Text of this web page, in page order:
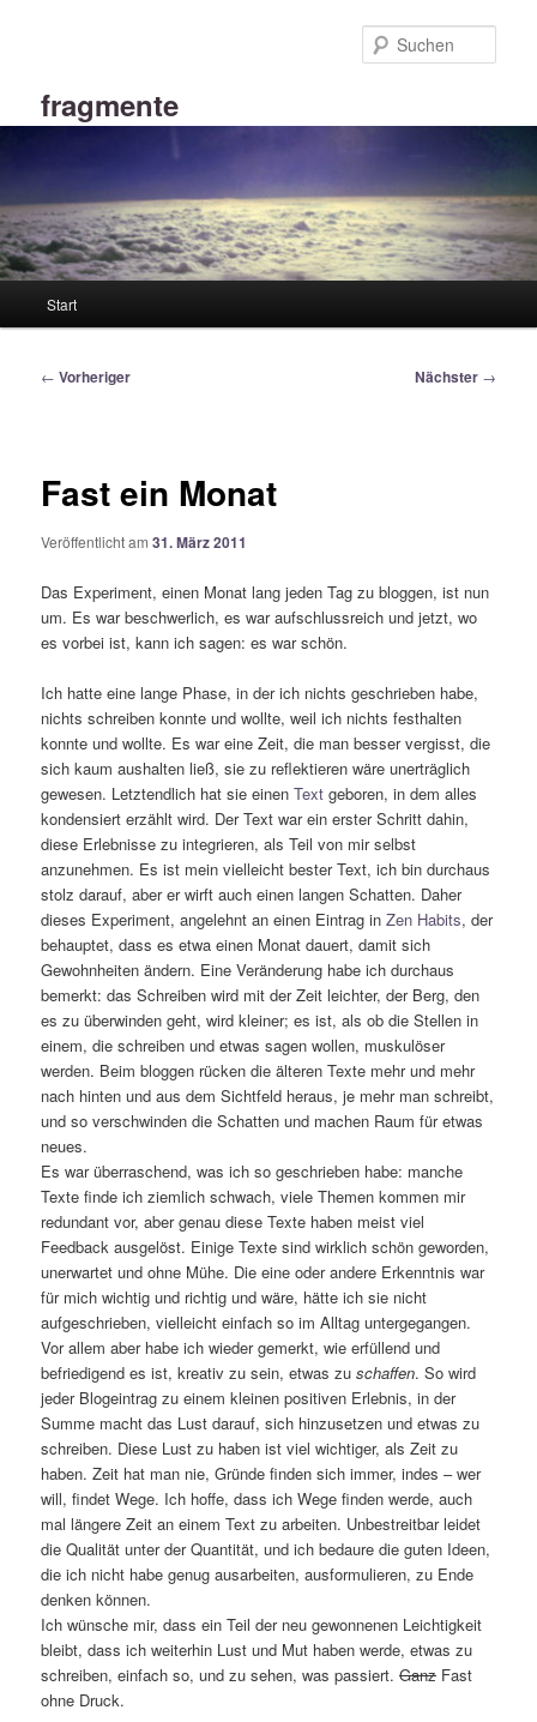
fragmente
Start
Beitragsnavigation
← Vorheriger Nächster →
Fast ein Monat
Veröffentlicht am31. März 2011
Das Experiment, einen Monat lang jeden Tag zu bloggen, ist nun
um. Es war beschwerlich, es war aufschlussreich und jetzt, wo
es vorbei ist, kann ich sagen: es war schön.
Ich hatte eine lange Phase, in der ich nichts geschrieben habe,
nichts schreiben konnte und wollte, weil ich nichts festhalten
konnte und wollte. Es war eine Zeit, die man besser vergisst, die
sich kaum aushalten ließ, sie zu reflektieren wäre unerträglich
gewesen. Letztendlich hat sie einenText geboren, in dem alles
kondensiert erzählt wird. Der Text war ein erster Schritt dahin,
diese Erlebnisse zu integrieren, als Teil von mir selbst
anzunehmen. Es ist mein vielleicht bester Text, ich bin durchaus
stolz darauf, aber er wirft auch einen langen Schatten. Daher
dieses Experiment, angelehnt an einen Eintrag inZen Habits, der
behauptet, dass es etwa einen Monat dauert, damit sich
Gewohnheiten ändern. Eine Veränderung habe ich durchaus
bemerkt: das Schreiben wird mit der Zeit leichter, der Berg, den
es zu überwinden geht, wird kleiner; es ist, als ob die Stellen in
einem, die schreiben und etwas sagen wollen, muskulöser
werden. Beim bloggen rücken die älteren Texte mehr und mehr
nach hinten und aus dem Sichtfeld heraus, je mehr man schreibt,
und so verschwinden die Schatten und machen Raum für etwas
neues.
Es war überraschend, was ich so geschrieben habe: manche
Texte finde ich ziemlich schwach, viele Themen kommen mir
redundant vor, aber genau diese Texte haben meist viel
Feedback ausgelöst. Einige Texte sind wirklich schön geworden,
unerwartet und ohne Mühe. Die eine oder andere Erkenntnis war
für mich wichtig und richtig und wäre, hätte ich sie nicht
aufgeschrieben, vielleicht einfach so im Alltag untergegangen.
Vor allem aber habe ich wieder gemerkt, wie erfüllend und
befriedigend es ist, kreativ zu sein, etwas zuschaffen. So wird
jeder Blogeintrag zu einem kleinen positiven Erlebnis, in der
Summe macht das Lust darauf, sich hinzusetzen und etwas zu
schreiben. Diese Lust zu haben ist viel wichtiger, als Zeit zu
haben. Zeit hat man nie, Gründe finden sich immer, indes – wer
will, findet Wege. Ich hoffe, dass ich Wege finden werde, auch
mal längere Zeit an einem Text zu arbeiten. Unbestreitbar leidet
die Qualität unter der Quantität, und ich bedaure die guten Ideen,
die ich nicht habe genug ausarbeiten, ausformulieren, zu Ende
denken können.
Ich wünsche mir, dass ein Teil der neu gewonnenen Leichtigkeit
bleibt, dass ich weiterhin Lust und Mut haben werde, etwas zu
schreiben, einfach so, und zu sehen, was passiert.Ganz Fast
ohne Druck.